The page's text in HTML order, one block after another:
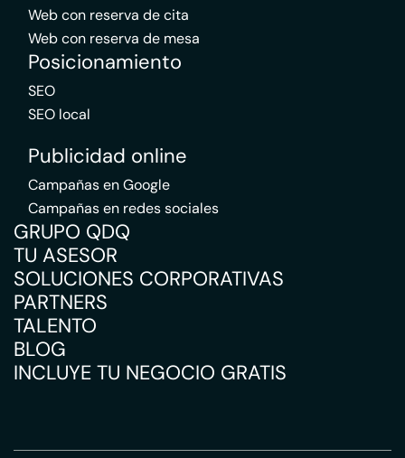
Web con reserva de cita
Web con reserva de mesa
Posicionamiento
SEO
SEO local
Publicidad online
Campañas en Google
Campañas en redes sociales
GRUPO QDQ
TU ASESOR
SOLUCIONES CORPORATIVAS
PARTNERS
TALENTO
BLOG
INCLUYE TU NEGOCIO GRATIS